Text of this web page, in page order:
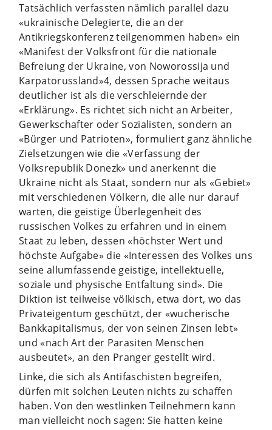
Tatsächlich verfassten nämlich parallel dazu
«ukrainische Delegierte, die an der
Antikriegskonferenz teilgenommen haben» ein
«Manifest der Volksfront für die nationale
Befreiung der Ukraine, von Noworossija und
Karpatorussland»4, dessen Sprache weitaus
deutlicher ist als die verschleiernde der
«Erklärung». Es richtet sich nicht an Arbeiter,
Gewerkschafter oder Sozialisten, sondern an
«Bürger und Patrioten», formuliert ganz ähnliche
Zielsetzungen wie die «Verfassung der
Volksrepublik Donezk» und anerkennt die
Ukraine nicht als Staat, sondern nur als «Gebiet»
mit verschiedenen Völkern, die alle nur darauf
warten, die geistige Überlegenheit des
russischen Volkes zu erfahren und in einem
Staat zu leben, dessen «höchster Wert und
höchste Aufgabe» die «Interessen des Volkes uns
seine allumfassende geistige, intellektuelle,
soziale und physische Entfaltung sind». Die
Diktion ist teilweise völkisch, etwa dort, wo das
Privateigentum geschützt, der «wucherische
Bankkapitalismus, der von seinen Zinsen lebt»
und «nach Art der Parasiten Menschen
ausbeutet», an den Pranger gestellt wird.
Linke, die sich als Antifaschisten begreifen,
dürfen mit solchen Leuten nichts zu schaffen
haben. Von den westlinken Teilnehmern kann
man vielleicht noch sagen: Sie hatten keine